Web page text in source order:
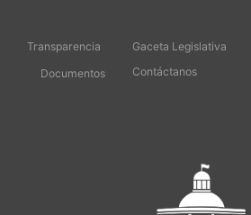
Transparencia
Documentos
Gaceta Legislativa
Contáctanos